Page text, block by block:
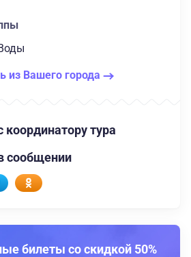
из Вашего города
координатору тура
сообщении
билеты со скидкой 50%